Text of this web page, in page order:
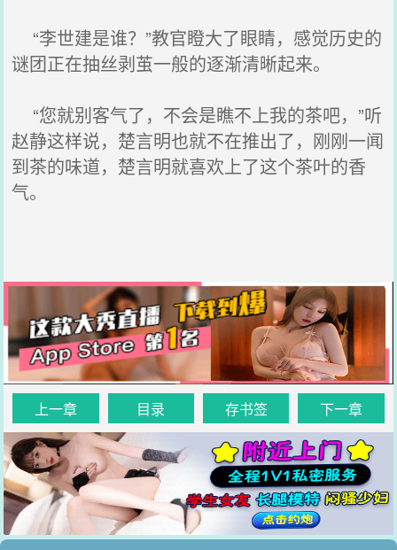
“李世建是谁？”教官瞪大了眼睛，感觉历史的
谜团正在抽丝剥茧一般的逐渐清晰起来。
“您就别客气了，不会是瞧不上我的茶吧，”听
赵静这样说，楚言明也就不在推出了，刚刚一闻
到茶的味道，楚言明就喜欢上了这个茶叶的香
气。
上一章 目录 存书签 下一章